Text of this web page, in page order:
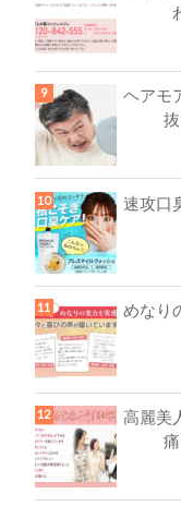
ヘアモ
速攻口
めなり
高麗美